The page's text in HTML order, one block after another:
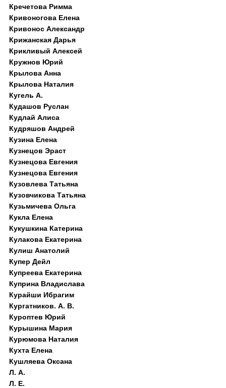
Кречетова Римма
Кривоногова Елена
Кривонос Александр
Крижанская Дарья
Крикливый Алексей
Кружнов Юрий
Крылова Анна
Крылова Наталия
Кугель А.
Кудашов Руслан
Кудлай Алиса
Кудряшов Андрей
Кузина Елена
Кузнецов Эраст
Кузнецова Евгения
Кузнецова Евгения
Кузовлева Татьяна
Кузовчикова Татьяна
Кузьмичева Ольга
Кукла Елена
Кукушкина Катерина
Кулакова Екатерина
Кулиш Анатолий
Купер Дейл
Купреева Екатерина
Куприна Владислава
Курайши Ибрагим
Кургатников. А. В.
Куроптев Юрий
Курышина Мария
Курюмова Наталия
Кухта Елена
Кушляева Оксана
Л. А.
Л. Е.